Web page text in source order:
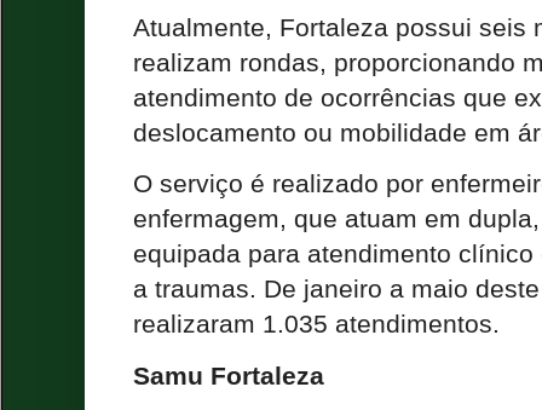
Atualmente, Fortaleza possui seis
realizam rondas, proporcionando
atendimento de ocorrências que
deslocamento ou mobilidade em
O serviço é realizado por
enfermagem, que atuam em
equipada para atendimento
a traumas. De janeiro a maio
realizaram 1.035 atendimentos.
Samu Fortaleza